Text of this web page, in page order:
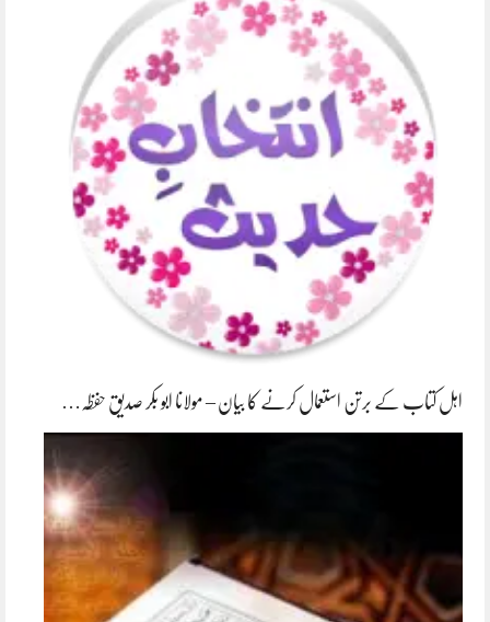
اہل کتاب کے برتن استعمال کرنے کا بیان – مولانا ابو بکر صدیق حفظہ…